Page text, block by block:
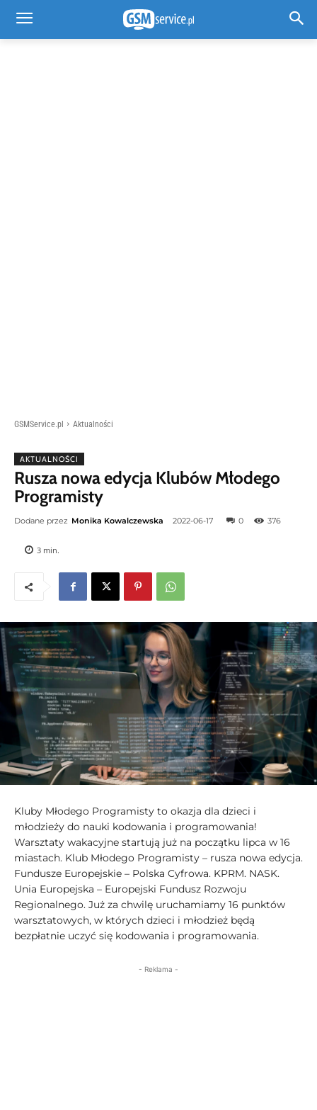
GSMService.pl Aktualności
AKTUALNOŚCI
Rusza nowa edycja Klubów Młodego
Programisty
Dodane przez Monika Kowalczewska 2022-06-17 0 376
3 min.
Kluby Młodego Programisty to okazja dla dzieci i
młodzieży do nauki kodowania i programowania!
Warsztaty wakacyjne startują już na początku lipca w 16
miastach. Klub Młodego Programisty – rusza nowa edycja.
Fundusze Europejskie – Polska Cyfrowa. KPRM. NASK.
Unia Europejska – Europejski Fundusz Rozwoju
Regionalnego. Już za chwilę uruchamiamy 16 punktów
warsztatowych, w których dzieci i młodzież będą
bezpłatnie uczyć się kodowania i programowania.
- Reklama -